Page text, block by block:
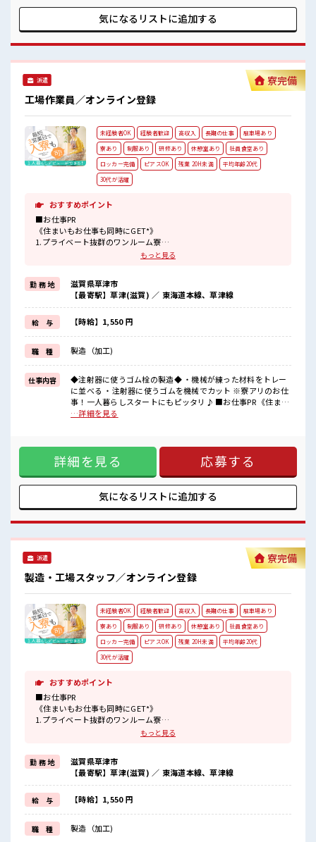
の男性スタッフさんも活躍中》 とってもキレイな職場です☆
空調完備でカイテキ♪ 通勤はマイカー・バイクOK◎もちろん
も完備！ #ryo
気になるリストに追加する
派遣
工場作業員／オンライン登録
寮完備
未経験者OK 経験者歓迎 高収入 長期の仕事
駐車場あり
寮あり
制服あり 研修あり 休憩室あり
社員食堂あり
ロッカー完備
ピアスOK 残業 20H未満
平均年齢20代
30代が活躍
おすすめポイント
■お仕事PR
《住まいもお仕事も同時にGET*》
1.プライベート抜群のワンルーム寮
2.TV/冷蔵庫/洗濯機/エアコン/電子レンジ備え付け
4.寮周辺にコンビニ・スーパー・ドラッグストアあり
5.赴任時は現地までの移動交通費も規定支給！
《やる気みなぎる手当付き*》
・初回更新の2ヶ月後に 3万円
・6ヶ月後に 5万円
・1年後に 7万円
トータル 15万円 の入社祝金がもらえます！
■職場の雰囲気
《10代～30代の男性スタッフさんも活躍中》
とってもキレイな職場です☆
空調完備でカイテキ♪
#ryo
もっと見る
勤 務 地
滋賀県草津市
【最寄駅】草津(滋賀) ／ 東海道本線、草津線
給 与 【時給】1,550 円
職 種 製造（加工)
仕事内容
◆注射器に使うゴム栓の製造◆ ・機械が練った材料をトレー
に並べる ・注射器に使うゴムを機械でカット ※寮アリのお仕
事！一人暮らしスタートにもピッタリ♪ ■お仕事PR 《住まい
もお仕事も同時にGET*》 1.プライベート抜群のワンルーム寮
ー・ドラッグストアあり 5.赴任時は現地までの移動交通費も
規定支給！ 《やる気みなぎる手当付き*》 ・初回更新の2ヶ月
後に 3万円 ・6ヶ月後に 5万円 ・1年後に 7万円 トータル 15万
円 の入社祝金がもらえます！ ■職場の雰囲気 《10代～30代
の男性スタッフさんも活躍中》 とってもキレイな職場です☆
空調完備でカイテキ♪ 通勤はマイカー・バイクOK◎もちろん
も完備！ #ryo
…詳細を見る
詳細を見る 応募する
気になるリストに追加する
派遣
製造・工場スタッフ／オンライン登録
寮完備
未経験者OK 経験者歓迎 高収入 長期の仕事
駐車場あり
寮あり
制服あり 研修あり 休憩室あり
社員食堂あり
ロッカー完備
ピアスOK 残業 20H未満
平均年齢20代
30代が活躍
おすすめポイント
■お仕事PR
《住まいもお仕事も同時にGET*》
1.プライベート抜群のワンルーム寮
2.TV/冷蔵庫/洗濯機/エアコン/電子レンジ備え付け
4.寮周辺にコンビニ・スーパー・ドラッグストアあり
5.赴任時は現地までの移動交通費も規定支給！
《やる気みなぎる手当付き*》
・初回更新の2ヶ月後に 3万円
・6ヶ月後に 5万円
・1年後に 7万円
トータル 15万円 の入社祝金がもらえます！
もっと見る
勤 務 地
滋賀県草津市
【最寄駅】草津(滋賀) ／ 東海道本線、草津線
給 与 【時給】1,550 円
職 種 製造（加工)